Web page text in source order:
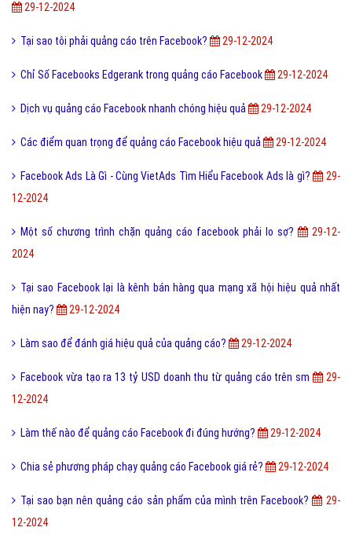
29-12-2024
Tại sao tôi phải quảng cáo trên Facebook? 29-12-2024
Chỉ Số Facebooks Edgerank trong quảng cáo Facebook 29-12-2024
Dịch vụ quảng cáo Facebook nhanh chóng hiệu quả 29-12-2024
Các điểm quan trọng để quảng cáo Facebook hiệu quả 29-12-2024
Facebook Ads Là Gì - Cùng VietAds Tìm Hiểu Facebook Ads là gì?
29-
12-2024
Một số chương trình chặn quảng cáo facebook phải lo sợ?
29-12-
2024
Tại sao Facebook lại là kênh bán hàng qua mạng xã hội hiệu quả nhất
hiện nay?
29-12-2024
Làm sao để đánh giá hiệu quả của quảng cáo? 29-12-2024
Facebook vừa tạo ra 13 tỷ USD doanh thu từ quảng cáo trên sm
29-
12-2024
Làm thế nào để quảng cáo Facebook đi đúng hướng? 29-12-2024
Chia sẻ phương pháp chạy quảng cáo Facebook giá rẻ? 29-12-2024
Tại sao bạn nên quảng cáo sản phẩm của mình trên Facebook?
29-
12-2024